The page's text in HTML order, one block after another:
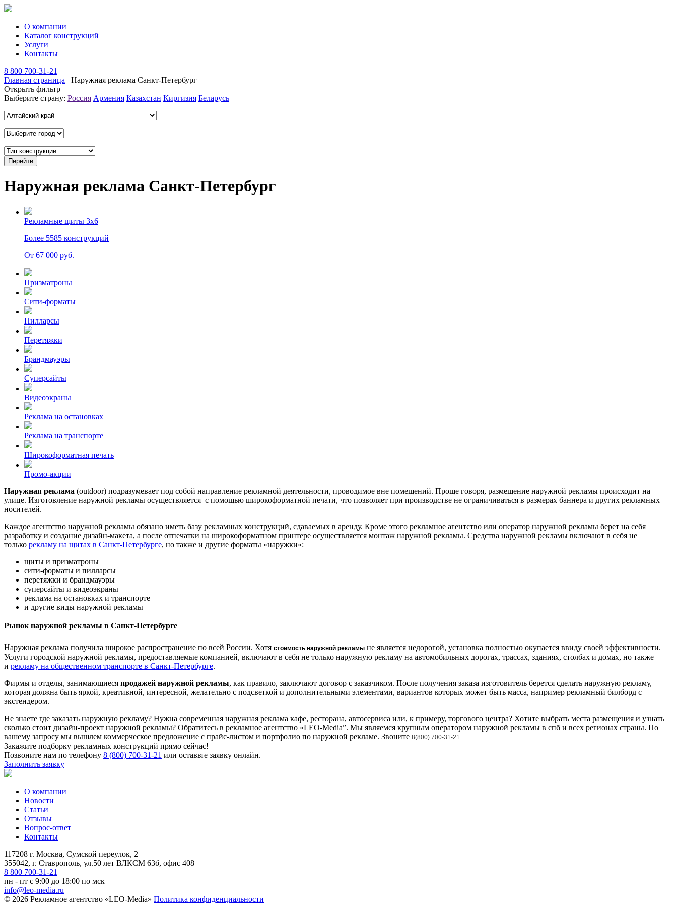
О компании
Каталог конструкций
Услуги
Контакты
8 800 700-31-21
Главная страница
Наружная реклама Санкт-Петербург
Открыть фильтр
Выберите страну: Россия Армения Казахстан Киргизия Беларусь
Наружная реклама Санкт-Петербург
Рекламные щиты 3х6
Более 5585 конструкций
От 67 000 руб.
Призматроны
Сити-форматы
Пилларсы
Перетяжки
Брандмауэры
Суперсайты
Видеоэкраны
Реклама на остановках
Реклама на транспорте
Широкоформатная печать
Промо-акции
Наружная реклама (outdoor) подразумевает под собой направление рекламной деятельности, проводимое вне помещений. Проще говоря, размещение наружной рекламы происходит на
улице. Изготовление наружной рекламы осуществляется с помощью широкоформатной печати, что позволяет при производстве не ограничиваться в размерах баннера и других рекламных
носителей.
Каждое агентство наружной рекламы обязано иметь базу рекламных конструкций, сдаваемых в аренду. Кроме этого рекламное агентство или оператор наружной рекламы берет на себя
разработку и создание дизайн-макета, а после отпечатки на широкоформатном принтере осуществляется монтаж наружной рекламы. Средства наружной рекламы включают в себя не
только рекламу на щитах в Санкт-Петербурге, но также и другие форматы «наружки»:
щиты и призматроны
сити-форматы и пилларсы
перетяжки и брандмауэры
суперсайты и видеоэкраны
реклама на остановках и транспорте
и другие виды наружной рекламы
Рынок наружной рекламы в Санкт-Петербурге
Наружная реклама получила широкое распространение по всей России. Хотя стоимость наружной рекламы не является недорогой, установка полностью окупается ввиду своей эффективности.
Услуги городской наружной рекламы, предоставляемые компанией, включают в себя не только наружную рекламу на автомобильных дорогах, трассах, зданиях, столбах и домах, но также
и рекламу на общественном транспорте в Санкт-Петербурге.
Фирмы и отделы, занимающиеся продажей наружной рекламы, как правило, заключают договор с заказчиком. После получения заказа изготовитель берется сделать наружную рекламу,
которая должна быть яркой, креативной, интересной, желательно с подсветкой и дополнительными элементами, вариантов которых может быть масса, например рекламный билборд с
экстендером.
Не знаете где заказать наружную рекламу? Нужна современная наружная реклама кафе, ресторана, автосервиса или, к примеру, торгового центра? Хотите выбрать места размещения и узнать
сколько стоит дизайн-проект наружной рекламы? Обратитесь в рекламное агентство «LEO-Media”. Мы являемся крупным оператором наружной рекламы в спб и всех регионах страны. По
вашему запросу мы вышлем коммерческое предложение с прайс-листом и портфолио по наружной рекламе. Звоните 8(800) 700-31-21
Закажите подборку рекламных конструкций прямо сейчас!
Позвоните нам по телефону 8 (800) 700-31-21 или оставьте заявку онлайн.
Заполнить заявку
О компании
Новости
Статьи
Отзывы
Вопрос-ответ
Контакты
117208 г. Москва, Сумской переулок, 2
355042, г. Ставрополь, ул.50 лет ВЛКСМ 63б, офис 408
8 800 700-31-21
пн - пт с 9:00 до 18:00 по мск
info@leo-media.ru
© 2026 Рекламное агентство «LEO-Media» Политика конфиденциальности